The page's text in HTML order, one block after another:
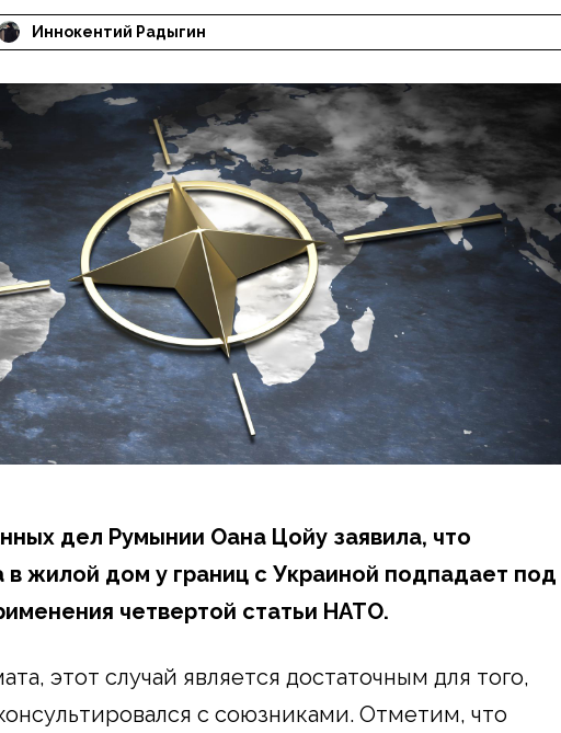
Иннокентий Радыгин
дел Румынии Оана Цойу заявила, что
жилой дом у границ с Украиной подпадает под
четвертой статьи НАТО.
этот случай является достаточным для того,
с союзниками. Отметим, что